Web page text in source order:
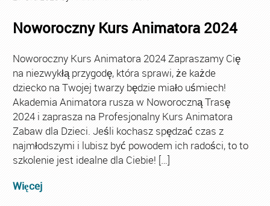
Noworoczny Kurs Animatora 2024
Noworoczny Kurs Animatora 2024 Zapraszamy Cię
na niezwykłą przygodę, która sprawi, że każde
dziecko na Twojej twarzy będzie miało uśmiech!
Akademia Animatora rusza w Noworoczną Trasę
2024 i zaprasza na Profesjonalny Kurs Animatora
Zabaw dla Dzieci. Jeśli kochasz spędzać czas z
najmłodszymi i lubisz być powodem ich radości, to to
szkolenie jest idealne dla Ciebie! […]
Więcej